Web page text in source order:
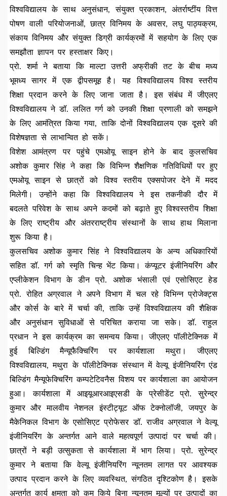
विश्वविद्यालय के साथ अनुसंधान, संयुक्त प्रकाशन, अंतर्राष्टींय वित्त
पोषण वाली परियोजनाओं, छात्र विनिमय के अवसर, लघु पाठ्यक्रम,
संकाय विनिमय और संयुक्त डिग्री कार्यक्रमों में सहयोग के लिए एक
समझौता ज्ञापन पर हस्ताक्षर किए।
प्रो. शर्मा ने बताया कि माल्टा उत्तरी अफ्रीकी तट के बीच मध्य
भूमध्य सागर में एक द्वीपसमूह है। यह विश्वविद्यालय विश्व स्तरीय
शिक्षा प्रदान करने के लिए जाना जाता है। इस संबंध में जीएलए
विश्वविद्यालय ने डॉ. ललित गर्ग को उनकी शिक्षा प्रणाली को समझने
के लिए आमंत्रित किया गया, ताकि दोनों विश्वविद्यालय एक दूसरे की
विशेषज्ञता से लाभान्वित हो सकें।
विशेश आमंत्रण पर पहुंचे एमओयू साइन होने के बाद कुलसचिव
अशोक कुमार सिंह ने कहा कि विभिन्न शैक्षणिक गतिविधियों पर हुए
एमओयू साइन से छात्रों को विश्व स्तरीय एक्सपोजर देने में मदद
मिलेगी। उन्होंने कहा कि विश्वविद्यालय ने इस तकनीकी दौर में
बदलते परिवेश के साथ अपने कदमों को बढ़ाते हुए विश्वस्तरीय शिक्षा
के लिए राष्ट्रीय और अंतरराष्ट्रीय संस्थानों के साथ हाथ मिलाना
शुरू किया है।
कुलसचिव अशोक कुमार सिंह ने विश्वविद्यालय के अन्य अधिकारियों
सहित डॉ. गर्ग को स्मृति चिन्ह भेंट किया। कंप्यूटर इंजीनियरिंग और
एप्लीकेशन विभाग के डीन प्रो. अशोक भंसाली एवं एसोसिएट हेड
प्रो. रोहित अग्रवाल ने अपने विभाग में चल रहे विभिन्न प्रोजेक्ट्स
और कोर्स के बारे में चर्चा की, ताकि उन्हें विश्वविद्यालय की शैक्षिक
और अनुसंधान सुविधाओं से परिचित कराया जा सके। डॉ. राहुल
प्रधान ने इस कार्यक्रम का समन्वय किया। जीएलए पॉलीटेक्निक में
हुई बिल्डिंग मैन्यूफैक्चिरिंग पर कार्यशाला मथुरा। जीएलए
विश्वविद्यालय, मथुरा के पॉलीटेक्निक संस्थान में वेल्यू इंजीनियरिंग एंड
बिल्डिंग मैन्यूफेक्चिरिंग कम्पटेटिवनैस विशय पर कार्यशाला का आयोजन
हुआ। कार्यशाला में आइयूआरआइएसडी के प्रेसीडेंट प्रो. सुरेन्द्र
कुमार और मालवीय नेशनल इंस्टीट्यूट ऑफ टेक्नोलॉजी, जयपुर के
मैकेनिकल विभाग के एसोसिएट प्रोफेसर डॉ. राजीव अग्रवाल ने वेल्यू
इंजीनियरिंग के अन्तर्गत आने वाले महत्वपूर्ण उत्पादां पर चर्चा की।
छात्रों ने बड़ी उत्सुकता से कार्यशाला में भाग लिया। प्रो. सुरेन्द्र
कुमार ने बताया कि वेल्यू इंजीनियरिंग न्यूनतम लागत पर आवश्यक
उत्पाद प्रदान करने के लिए व्यवस्थित, संगठित दृश्टिकोण है। इसके
अन्तर्गत कार्य क्षमता को कम किये बिना न्यूनतम मूल्यों पर उत्पादों का